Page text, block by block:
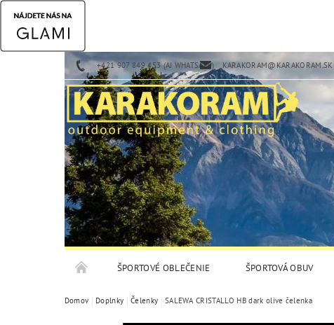
+421 907 849 453 (AJ WHATSAPP) KARAKORAM@KARAKORAM.SK
ŠPORTOVÉ OBLEČENIE ŠPORTOVÁ OBUV
Domov Doplnky Čelenky SALEWA CRISTALLO HB dark olive čelenka